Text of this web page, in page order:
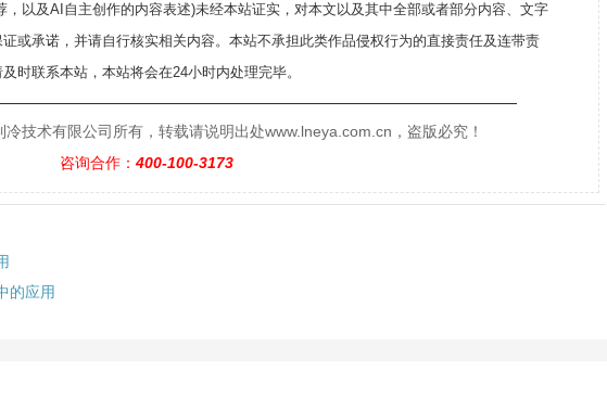
以及AI自主创作的内容表述)未经本站证实，对本文以及其中全部或者部分内容、文字
或承诺，并请自行核实相关内容。本站不承担此类作品侵权行为的直接责任及连带责
时联系本站，本站将会在24小时内处理完毕。
技术有限公司所有，转载请说明出处www.lneya.com.cn，盗版必究！
咨询合作： 400-100-3173
的应用